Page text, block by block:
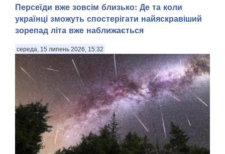
Персеїди вже зовсім близько: Де та коли
українці зможуть спостерігати найяскравіший
зорепад літа вже наближається
середа, 15 липень 2026, 15:32